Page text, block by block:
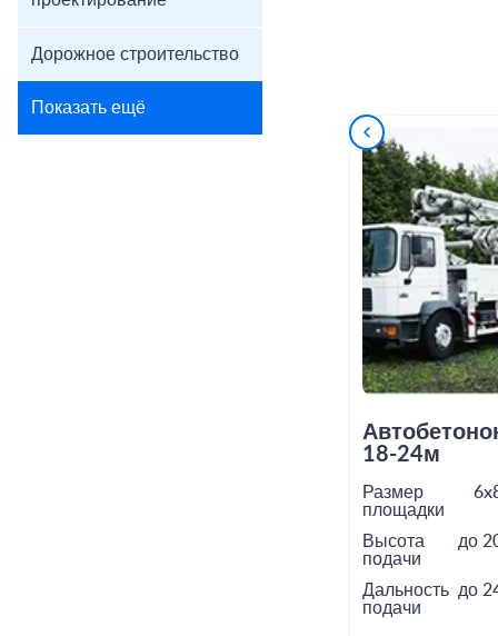
Дорожное строительство
Показать ещё
18-24м
Размер
площадки
Высота
подачи
до
Дальность
подачи
до